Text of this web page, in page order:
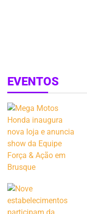
EVENTOS